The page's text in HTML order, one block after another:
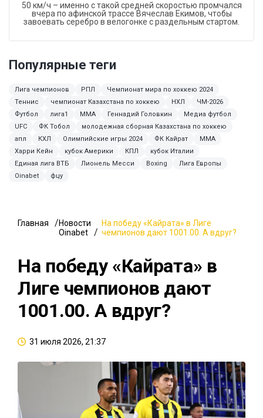
50 км/ч – именно с такой средней скоростью промчался
вчера по афинской трассе Вячеслав Екимов, чтобы
завоевать серебро в велогонке с раздельным стартом.
Популярные теги
Лига чемпионов РПЛ
Чемпионат мира по хоккею 2024
Теннис
чемпионат Казахстана по хоккею НХЛ
ЧМ-2026
Футбол
лига1 MMA Геннадий Головкин
Медиа футбол
UFC
ФК Тобол
молодежная сборная Казахстана по хоккею
апл
КХЛ Олимпийские игры 2024 ФК Кайрат
ММА
Харри Кейн
кубок Америки КПЛ
кубок Италии
Единая лига ВТБ
Лионель Месси Boxing
Лига Европы
Oinabet
фцу
Главная
Новости
Oinabet
На победу «Кайрата» в Лиге
чемпионов дают 1001.00. А вдруг?
На победу «Кайрата» в
Лиге чемпионов дают
1001.00. А вдруг?
31 июля 2026, 21:37